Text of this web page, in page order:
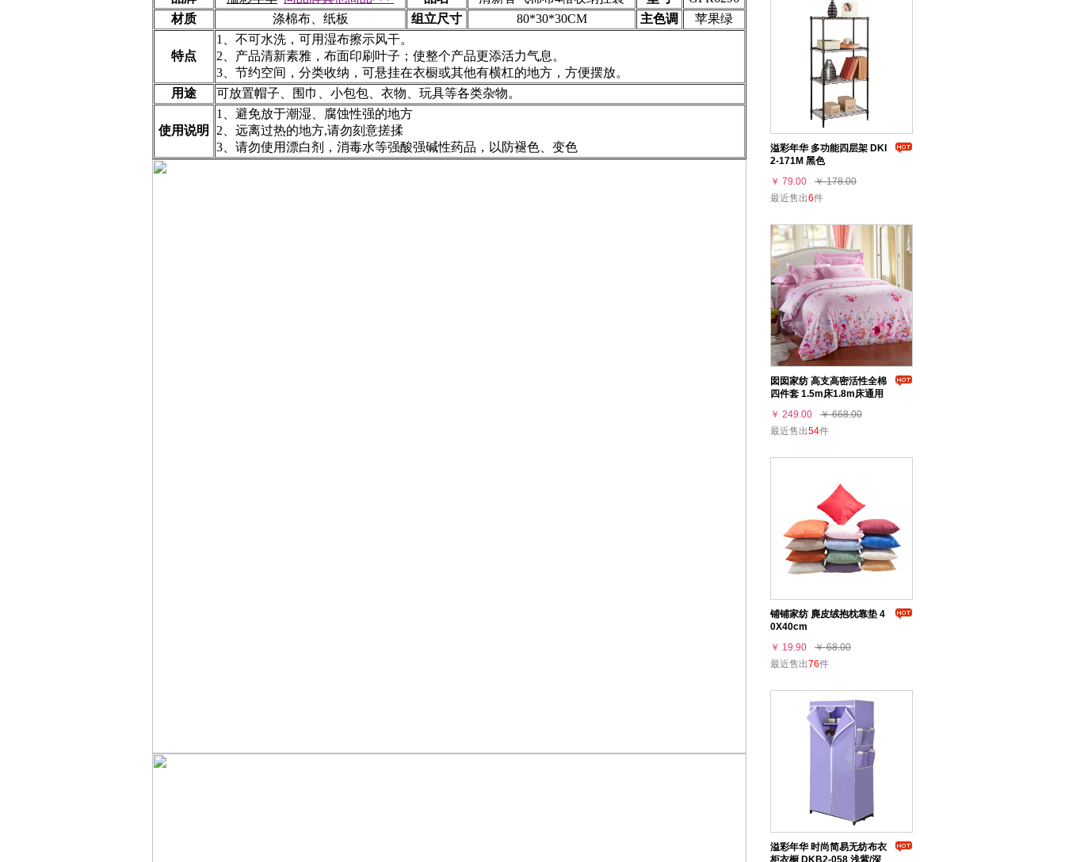
材质
涤棉布、纸板 组立尺寸 80*30*30CM 主色调 苹果绿
特点
1、不可水洗，可用湿布擦示风干。
2、产品清新素雅，布面印刷叶子；使整个产品更添活力气息。
3、节约空间，分类收纳，可悬挂在衣橱或其他有横杠的地方，方便摆放。
用途
可放置帽子、围巾、小包包、衣物、玩具等各类杂物。
使用说明
1、避免放于潮湿、腐蚀性强的地方
2、远离过热的地方,请勿刻意搓揉
3、请勿使用漂白剂，消毒水等强酸强碱性药品，以防褪色、变色
溢彩年华 多功能四层架 DKI
2-171M 黑色
￥ 79.00
￥ 178.00
最近售出6件
囡囡家纺 高支高密活性全棉
四件套 1.5m床1.8m床通用
￥ 249.00
￥ 668.00
最近售出54件
铺铺家纺 麂皮绒抱枕靠垫 4
0X40cm
￥ 19.90
￥ 68.00
最近售出76件
溢彩年华 时尚简易无纺布衣
柜衣橱 DKB2-058 浅紫/深